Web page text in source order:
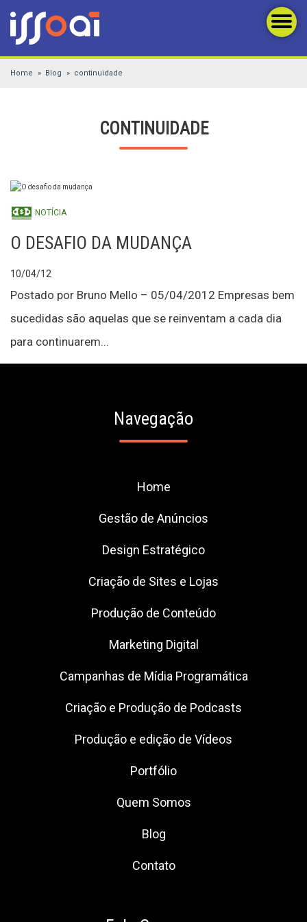
Home Blog continuidade
CONTINUIDADE
NOTÍCIA
O DESAFIO DA MUDANÇA
10/04/12
Postado por Bruno Mello – 05/04/2012 Empresas bem
sucedidas são aquelas que se reinventam a cada dia
para continuarem...
Navegação
Home
Gestão de Anúncios
Design Estratégico
Criação de Sites e Lojas
Produção de Conteúdo
Marketing Digital
Campanhas de Mídia Programática
Criação e Produção de Podcasts
Produção e edição de Vídeos
Portfólio
Quem Somos
Blog
Contato